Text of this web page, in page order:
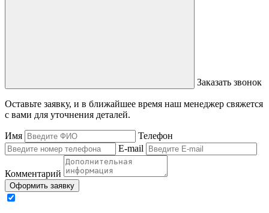
Заказать звонок
Оставьте заявку, и в ближайшее время наш менеджер свяжется
с вами для уточнения деталей.
Имя
Телефон
E-mail
Комментарий
Оформить заявку